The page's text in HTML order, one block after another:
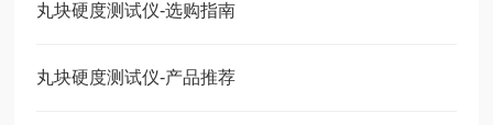
丸块硬度测试仪-选购指南
丸块硬度测试仪-产品推荐